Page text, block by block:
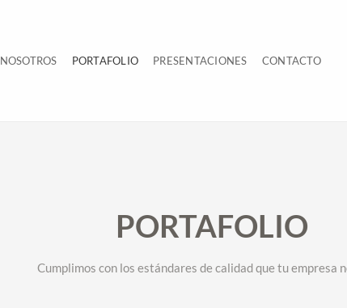
NOSOTROS PORTAFOLIO PRESENTACIONES CONTACTO
PORTAFOLIO
Cumplimos con los estándares de calidad que tu empresa